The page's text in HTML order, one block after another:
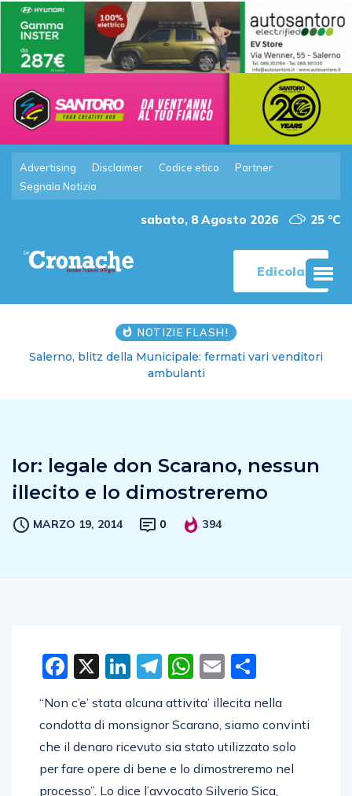
Advertising Disclaimer Codice etico
Partner
Segnala Notizia
sabato, 8 Agosto 2026 25 °C
Edicola
NOTIZIE FLASH!
Salerno, blitz della Municipale: fermati vari venditori
ambulanti
Ior: legale don Scarano, nessun
illecito e lo dimostreremo
MARZO 19, 2014 0 394
Facebook
X LinkedIn
Telegram
WhatsApp
Email
“Non c’e’ stata alcuna attivita’ illecita nella
condotta di monsignor Scarano, siamo convinti
che il denaro ricevuto sia stato utilizzato solo
per fare opere di bene e lo dimostreremo nel
processo”. Lo dice l’avvocato Silverio Sica,